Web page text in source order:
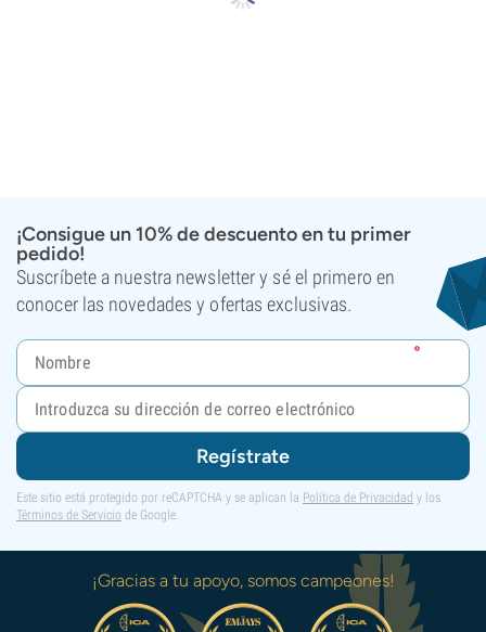
¡Consigue un 10% de descuento en tu primer
pedido!
Suscríbete a nuestra newsletter y sé el primero en
conocer las novedades y ofertas exclusivas.
Regístrate
Este sitio está protegido por reCAPTCHA y se aplican la Política de Privacidad y los
Términos de Servicio de Google.
¡Gracias a tu apoyo, somos campeones!